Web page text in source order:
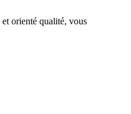
orienté qualité, vous